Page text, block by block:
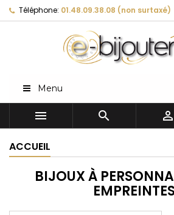
Téléphone: 01.48.09.38.08 (non surtaxé)
Menu
  
ACCUEIL
BIJOUX À